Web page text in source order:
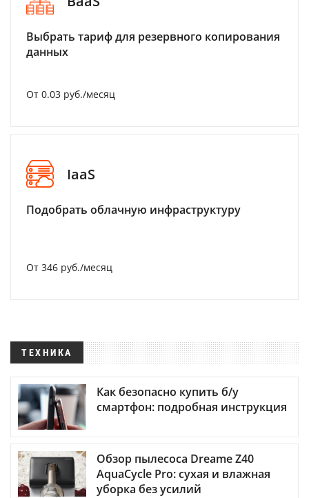
Выбрать тариф для резервного копирования
данных
От 0.03 руб./месяц
IaaS
Подобрать облачную инфраструктуру
От 346 руб./месяц
ТЕХНИКА
Как безопасно купить б/у
смартфон: подробная инструкция
Обзор пылесоса Dreame Z40
AquaCycle Pro: сухая и влажная
уборка без усилий